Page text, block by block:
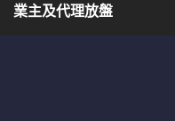
業主及代理放盤